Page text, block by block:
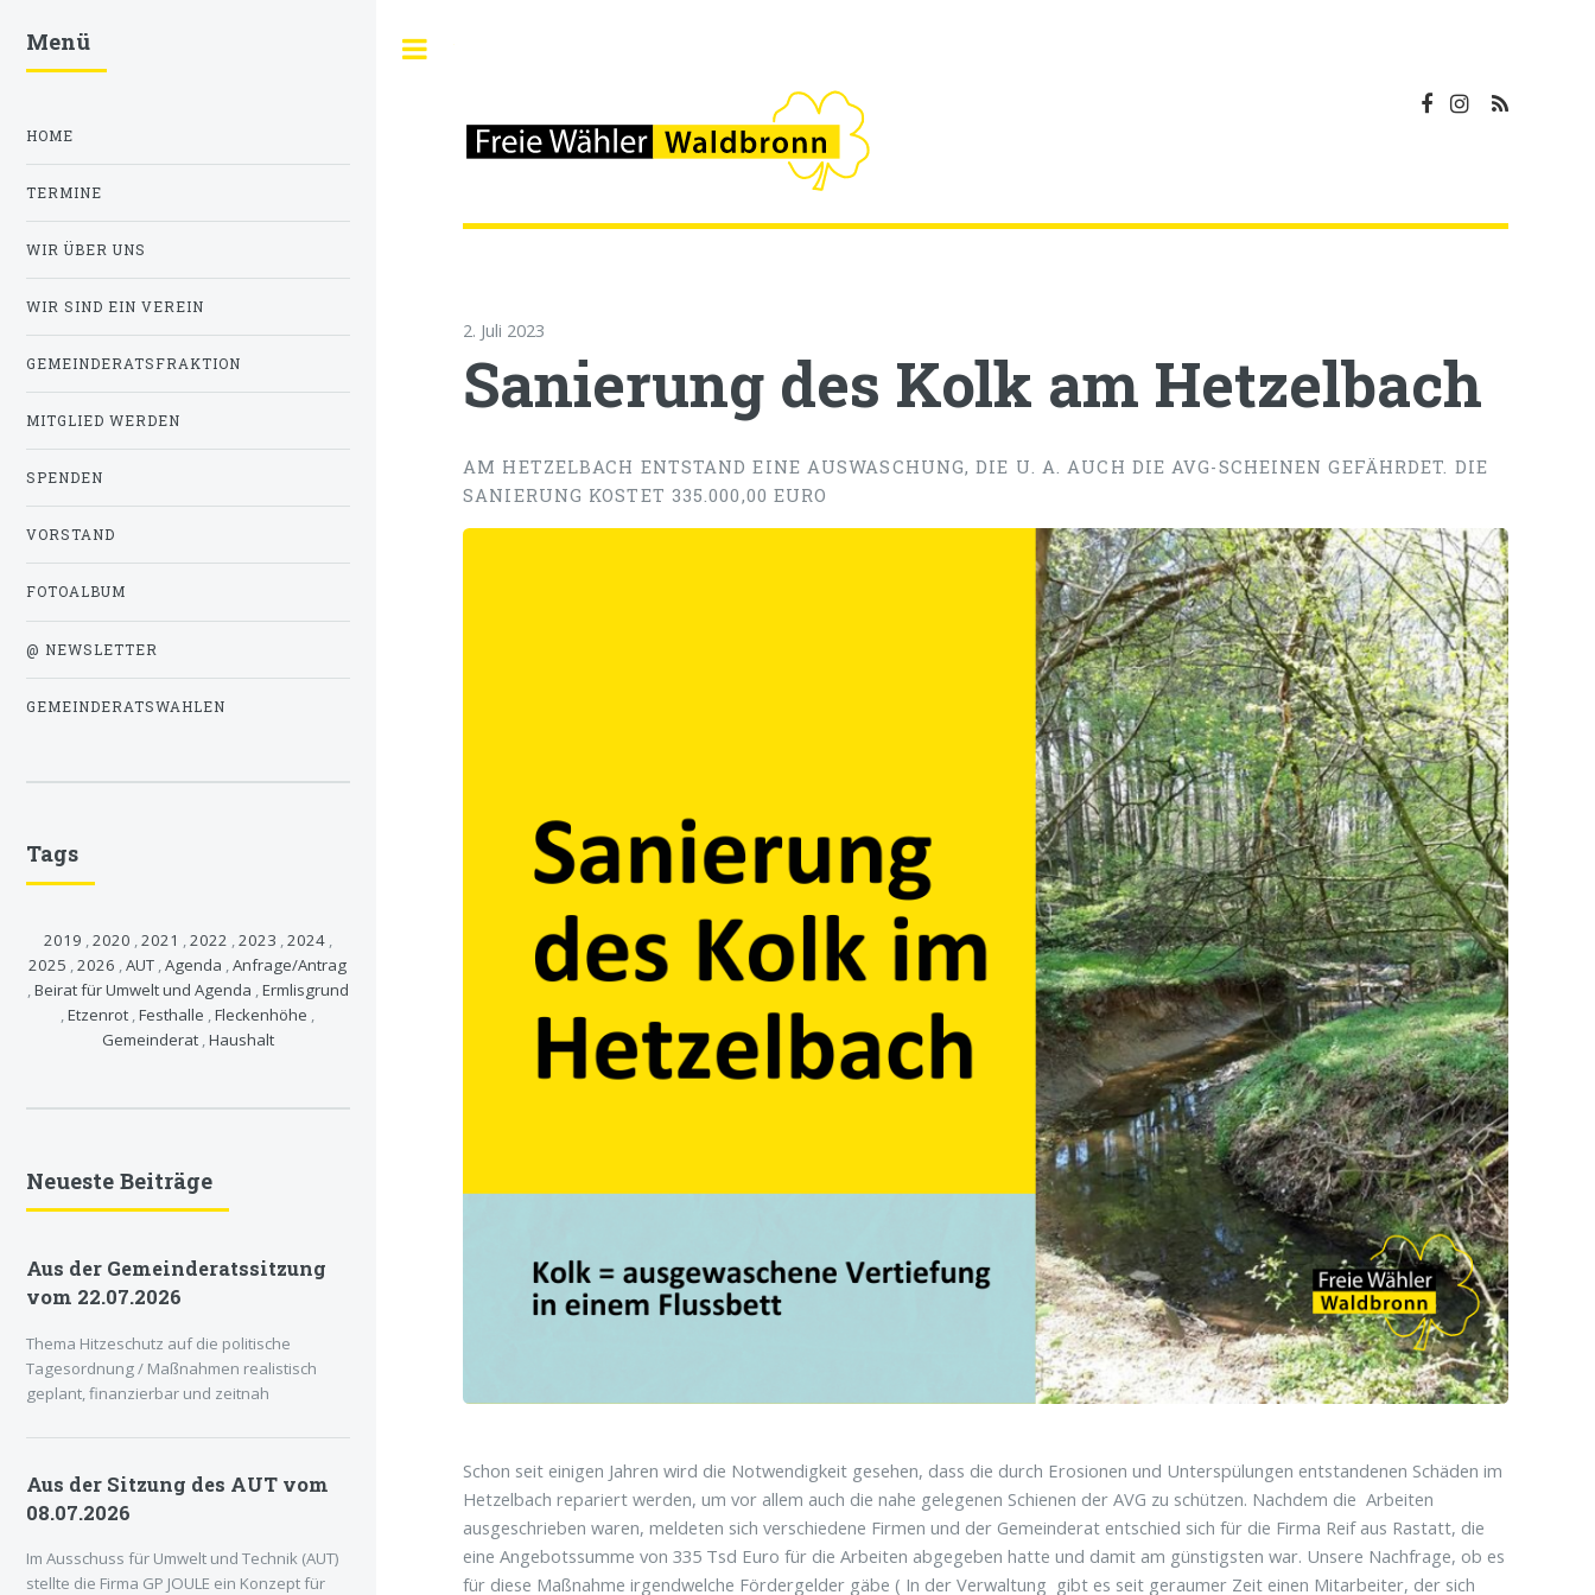
2. Juli 2023
Sanierung des Kolk am Hetzelbach
AM HETZELBACH ENTSTAND EINE AUSWASCHUNG, DIE U. A. AUCH DIE AVG-SCHEINEN GEFÄHRDET. DIE
SANIERUNG KOSTET 335.000,00 EURO
Schon seit einigen Jahren wird die Notwendigkeit gesehen, dass die durch Erosionen und Unterspülungen entstandenen Schäden im
Hetzelbach repariert werden, um vor allem auch die nahe gelegenen Schienen der AVG zu schützen. Nachdem die Arbeiten
ausgeschrieben waren, meldeten sich verschiedene Firmen und der Gemeinderat entschied sich für die Firma Reif aus Rastatt, die
eine Angebotssumme von 335 Tsd Euro für die Arbeiten abgegeben hatte und damit am günstigsten war. Unsere Nachfrage, ob es
für diese Maßnahme irgendwelche Fördergelder gäbe ( In der Verwaltung gibt es seit geraumer Zeit einen Mitarbeiter, der sich
Menü
HOME
TERMINE
WIR ÜBER UNS
WIR SIND EIN VEREIN
GEMEINDERATSFRAKTION
MITGLIED WERDEN
SPENDEN
VORSTAND
FOTOALBUM
@ NEWSLETTER
GEMEINDERATSWAHLEN
Tags
2019 ,2020 ,2021 ,2022 ,2023 ,2024 ,
2025 ,2026 ,AUT ,Agenda ,Anfrage/Antrag
,Beirat für Umwelt und Agenda ,Ermlisgrund
,Etzenrot ,Festhalle ,Fleckenhöhe ,
Gemeinderat ,Haushalt
Neueste Beiträge
Aus der Gemeinderatssitzung
vom 22.07.2026
Thema Hitzeschutz auf die politische
Tagesordnung / Maßnahmen realistisch
geplant, finanzierbar und zeitnah
Aus der Sitzung des AUT vom
08.07.2026
Im Ausschuss für Umwelt und Technik (AUT)
stellte die Firma GP JOULE ein Konzept für
Toggle